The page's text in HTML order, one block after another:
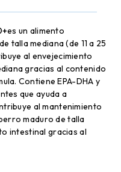
es un alimento
talla mediana (de 11 a 25
al envejecimiento
gracias al contenido
Contiene EPA-DHA y
que ayuda a
al mantenimiento
maduro de talla
intestinal gracias al